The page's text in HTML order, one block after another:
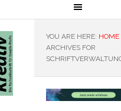
YOU ARE HERE: HOME
ARCHIVES FOR